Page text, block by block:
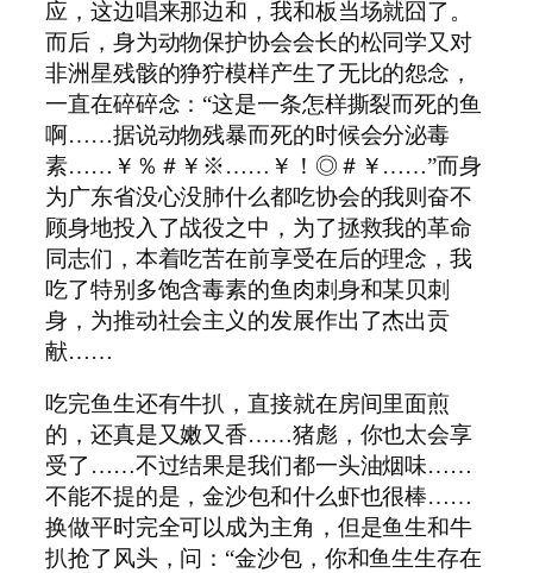
应，这边唱来那边和，我和板当场就囧了。
而后，身为动物保护协会会长的松同学又对
非洲星残骸的狰狞模样产生了无比的怨念，
一直在碎碎念：“这是一条怎样撕裂而死的鱼
啊……据说动物残暴而死的时候会分泌毒
素……￥％＃￥※……￥！◎＃￥……”而身
为广东省没心没肺什么都吃协会的我则奋不
顾身地投入了战役之中，为了拯救我的革命
同志们，本着吃苦在前享受在后的理念，我
吃了特别多饱含毒素的鱼肉刺身和某贝刺
身，为推动社会主义的发展作出了杰出贡
献……
吃完鱼生还有牛扒，直接就在房间里面煎
的，还真是又嫩又香……猪彪，你也太会享
受了……不过结果是我们都一头油烟味……
不能不提的是，金沙包和什么虾也很棒……
换做平时完全可以成为主角，但是鱼生和牛
扒抢了风头，问：“金沙包，你和鱼生生存在